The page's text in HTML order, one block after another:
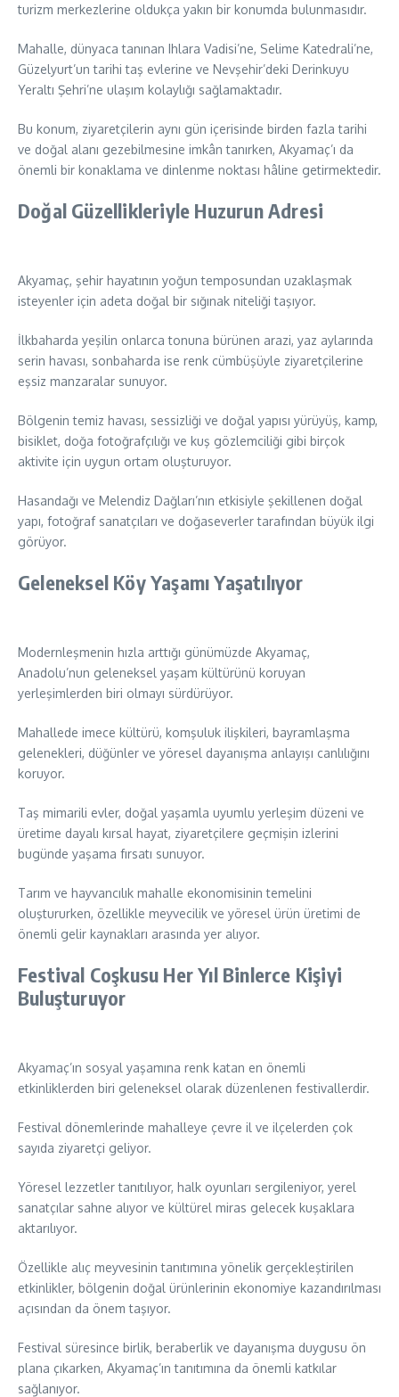
turizm merkezlerine oldukça yakın bir konumda bulunmasıdır.
Mahalle, dünyaca tanınan Ihlara Vadisi’ne, Selime Katedrali’ne,
Güzelyurt’un tarihi taş evlerine ve Nevşehir’deki Derinkuyu
Yeraltı Şehri’ne ulaşım kolaylığı sağlamaktadır.
Bu konum, ziyaretçilerin aynı gün içerisinde birden fazla tarihi
ve doğal alanı gezebilmesine imkân tanırken, Akyamaç’ı da
önemli bir konaklama ve dinlenme noktası hâline getirmektedir.
Doğal Güzellikleriyle Huzurun Adresi
Akyamaç, şehir hayatının yoğun temposundan uzaklaşmak
isteyenler için adeta doğal bir sığınak niteliği taşıyor.
İlkbaharda yeşilin onlarca tonuna bürünen arazi, yaz aylarında
serin havası, sonbaharda ise renk cümbüşüyle ziyaretçilerine
eşsiz manzaralar sunuyor.
Bölgenin temiz havası, sessizliği ve doğal yapısı yürüyüş, kamp,
bisiklet, doğa fotoğrafçılığı ve kuş gözlemciliği gibi birçok
aktivite için uygun ortam oluşturuyor.
Hasandağı ve Melendiz Dağları’nın etkisiyle şekillenen doğal
yapı, fotoğraf sanatçıları ve doğaseverler tarafından büyük ilgi
görüyor.
Geleneksel Köy Yaşamı Yaşatılıyor
Modernleşmenin hızla arttığı günümüzde Akyamaç,
Anadolu’nun geleneksel yaşam kültürünü koruyan
yerleşimlerden biri olmayı sürdürüyor.
Mahallede imece kültürü, komşuluk ilişkileri, bayramlaşma
gelenekleri, düğünler ve yöresel dayanışma anlayışı canlılığını
koruyor.
Taş mimarili evler, doğal yaşamla uyumlu yerleşim düzeni ve
üretime dayalı kırsal hayat, ziyaretçilere geçmişin izlerini
bugünde yaşama fırsatı sunuyor.
Tarım ve hayvancılık mahalle ekonomisinin temelini
oluştururken, özellikle meyvecilik ve yöresel ürün üretimi de
önemli gelir kaynakları arasında yer alıyor.
Festival Coşkusu Her Yıl Binlerce Kişiyi
Buluşturuyor
Akyamaç’ın sosyal yaşamına renk katan en önemli
etkinliklerden biri geleneksel olarak düzenlenen festivallerdir.
Festival dönemlerinde mahalleye çevre il ve ilçelerden çok
sayıda ziyaretçi geliyor.
Yöresel lezzetler tanıtılıyor, halk oyunları sergileniyor, yerel
sanatçılar sahne alıyor ve kültürel miras gelecek kuşaklara
aktarılıyor.
Özellikle alıç meyvesinin tanıtımına yönelik gerçekleştirilen
etkinlikler, bölgenin doğal ürünlerinin ekonomiye kazandırılması
açısından da önem taşıyor.
Festival süresince birlik, beraberlik ve dayanışma duygusu ön
plana çıkarken, Akyamaç’ın tanıtımına da önemli katkılar
sağlanıyor.